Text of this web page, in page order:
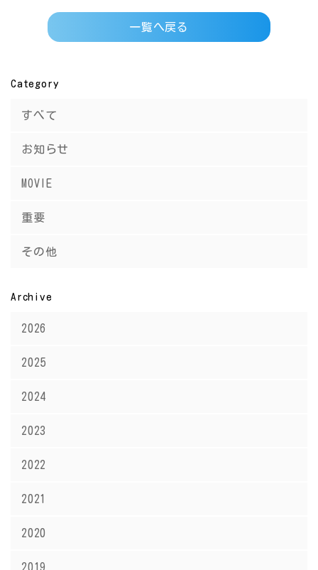
一覧へ戻る
Category
すべて
お知らせ
MOVIE
重要
その他
Archive
2026
2025
2024
2023
2022
2021
2020
2019